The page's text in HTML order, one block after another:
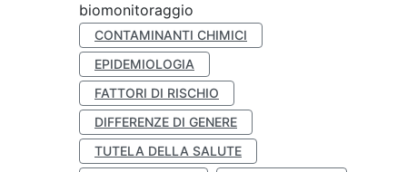
biomonitoraggio
CONTAMINANTI CHIMICI
EPIDEMIOLOGIA
FATTORI DI RISCHIO
DIFFERENZE DI GENERE
TUTELA DELLA SALUTE